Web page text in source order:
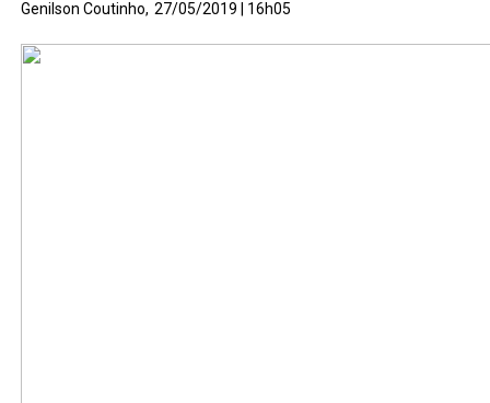
Genilson Coutinho, 27/05/2019 | 16h05